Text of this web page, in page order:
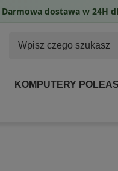
KOMPUTERY
Darmowa dostawa w 24H